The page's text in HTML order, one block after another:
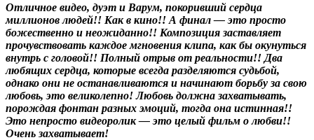
Отличное видео, дуэт и Варум, покоривший сердца
миллионов людей!! Как в кино!! А финал — это просто
божественно и неожиданно!! Композиция заставляет
прочувствовать каждое мгновения клипа, как бы окунуться
внутрь с головой!! Полный отрыв от реальности!! Два
любящих сердца, которые всегда разделяются судьбой,
однако они не останавливаются и начинают борьбу за свою
любовь, это великолепно! Любовь должна захватывать,
порождая фонтан разных эмоций, тогда она истинная!!
Это непросто видеоролик — это целый фильм о любви!!
Очень захватывает!